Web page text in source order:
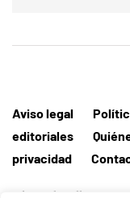
Aviso legal
editoriales
privacidad